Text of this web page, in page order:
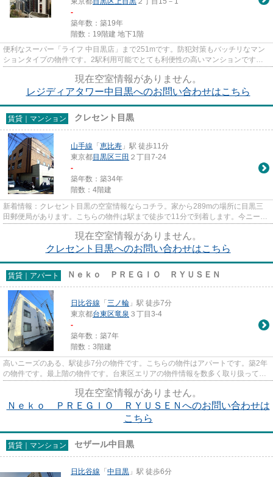
-
築年数：築19年
階数：19階建 地下1階
便利なスーパー「ライフ 中目黒店」まで251mです。防犯対策もバッチリなマン
ションタイプの物件です。2駅利用可能でとても利便性の高いマンションです。
現在空室情報がありません。
レジディアタワー中目黒へのお問い合わせはこちら
賃貸｜マンション クレセント目黒
山手線 「 恵比寿 」駅 徒歩11分
東京都目黒区三田 ２丁目7-24
-
築年数：築34年
階数：4階建
新着情報：クレセント目黒の空室情報ならコチラ。家から289mの場所に目黒三
田郵便局があります。こちらの物件は駅まで徒歩で11分で到着します。今ニーズ
現在空室情報がありません。
クレセント目黒へのお問い合わせはこちら
賃貸｜アパート Ｎｅｋｏ ＰＲＥＧＩＯ ＲＹＵＳＥＮ
日比谷線 「 三ノ輪 」駅 徒歩7分
東京都台東区竜泉 ３丁目3-4
-
築年数：築7年
階数：3階建
高いニーズのある、駅徒歩7分の物件です。こちらの物件はアパートです。築2年
の物件です。最上階の物件です。台東区エリアの物件情報を数多く取り扱ってお
現在空室情報がありません。
Ｎｅｋｏ ＰＲＥＧＩＯ ＲＹＵＳＥＮへのお問い合わせは
こちら
賃貸｜マンション セザール中目黒
日比谷線 「 中目黒 」駅 徒歩6分